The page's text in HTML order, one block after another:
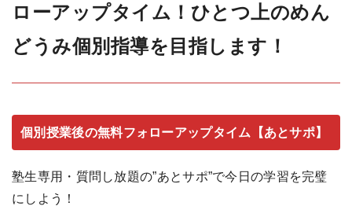
ローアップタイム！ひとつ上のめん
どうみ個別指導を目指します！
個別授業後の無料フォローアップタイム【あとサポ】
塾生専用・質問し放題の”あとサポ”で今日の学習を完璧
にしよう！